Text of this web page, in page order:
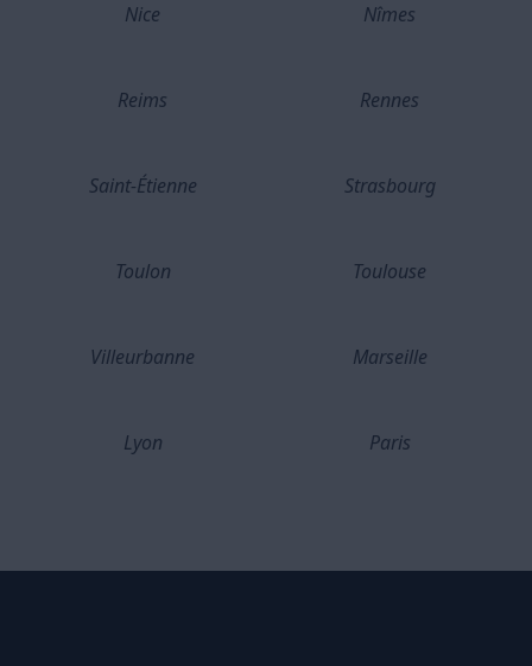
Nice Nîmes
Reims Rennes
Saint-Étienne Strasbourg
Toulon Toulouse
Villeurbanne Marseille
Lyon Paris